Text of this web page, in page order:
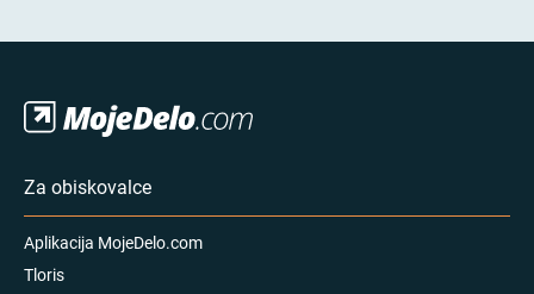
Za obiskovalce
Aplikacija MojeDelo.com
Tloris